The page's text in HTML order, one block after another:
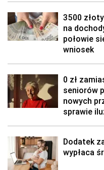
3500
na
połowie
wniosek
0 zł
seniorów
nowych
sprawie
Dodatek
wypłaca